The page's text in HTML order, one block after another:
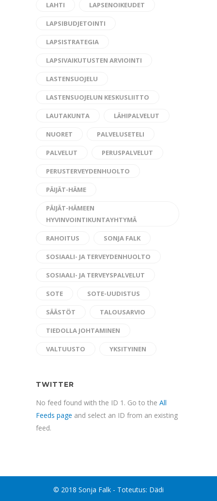
LAHTI LAPSENOIKEUDET
LAPSIBUDJETOINTI
LAPSISTRATEGIA
LAPSIVAIKUTUSTEN ARVIOINTI
LASTENSUOJELU
LASTENSUOJELUN KESKUSLIITTO
LAUTAKUNTA LÄHIPALVELUT
NUORET PALVELUSETELI
PALVELUT PERUSPALVELUT
PERUSTERVEYDENHUOLTO
PÄIJÄT-HÄME
PÄIJÄT-HÄMEEN
HYVINVOINTIKUNTAYHTYMÄ
RAHOITUS SONJA FALK
SOSIAALI- JA TERVEYDENHUOLTO
SOSIAALI- JA TERVEYSPALVELUT
SOTE SOTE-UUDISTUS
SÄÄSTÖT TALOUSARVIO
TIEDOLLA JOHTAMINEN
VALTUUSTO YKSITYINEN
TWITTER
No feed found with the ID 1. Go to the All
Feeds page and select an ID from an existing
feed.
© 2018 Sonja Falk - Toteutus: Dädi